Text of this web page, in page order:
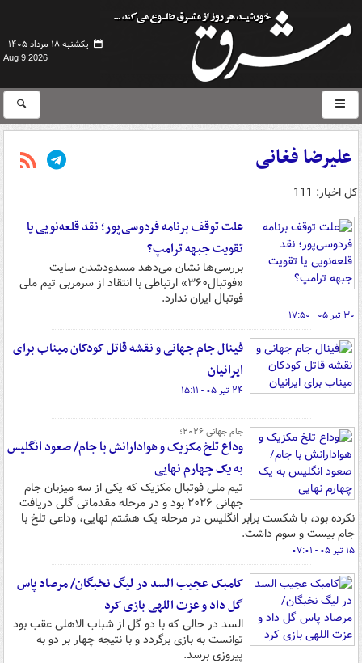
یکشنبه ۱۸ مرداد ۱۴۰۵ -
Aug 9 2026
علیرضا فغانی
کل اخبار: 111
علت توقف برنامه فردوسی‌پور؛ نقد قلعه‌نویی یا
تقویت جبهه ترامپ؟
بررسی‌ها نشان می‌دهد مسدودشدن سایت
«فوتبال۳۶۰» ارتباطی با انتقاد از سرمربی تیم ملی
فوتبال ایران ندارد.
۳۰ تیر ۰۵ - ۱۷:۵۰
فینال جام جهانی و نقشه قاتل کودکان میناب برای
ایرانیان
۲۴ تیر ۰۵ - ۱۵:۱۱
جام جهانی ۲۰۲۶؛
وداع تلخ مکزیک و هوادارانش با جام/ صعود انگلیس
به یک چهارم نهایی
تیم ملی فوتبال مکزیک که یکی از سه میزبان جام
جهانی ۲۰۲۶ بود و در مرحله مقدماتی گلی دریافت
نکرده بود، با شکست برابر انگلیس در مرحله یک هشتم نهایی، وداعی تلخ با
جام بیست و سوم داشت.
۱۵ تیر ۰۵ - ۰۷:۰۱
کامبک عجیب السد در لیگ نخبگان/ مرصاد پاس
گل داد و عزت اللهی بازی کرد
السد در حالی که با دو گل از شباب الاهلی عقب بود
توانست به بازی برگردد و با نتیجه چهار بر دو به
پیروزی برسد.